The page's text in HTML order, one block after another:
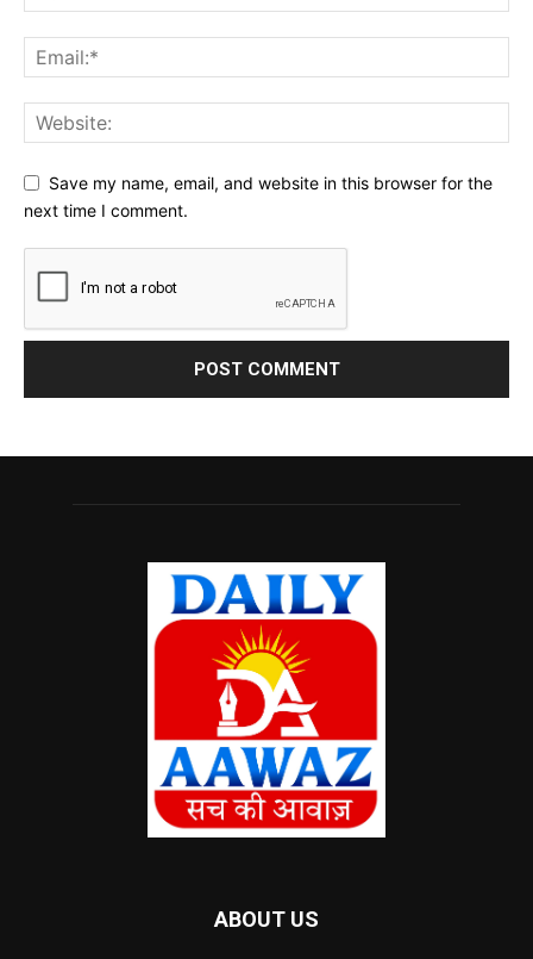
Save my name, email, and website in this browser for the
next time I comment.
ABOUT US